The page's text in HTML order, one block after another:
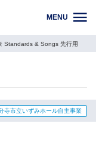
MENU
Standards & Songs 先行用
寺市立いずみホール自主事業